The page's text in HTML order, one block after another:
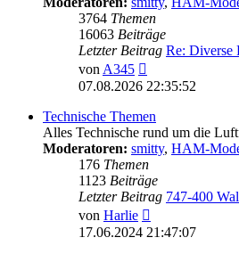
3764 Themen
16063 Beiträge
Letzter Beitrag Re: Diverse
vonA345
Beitrag
07.08.2026 22:35:52
Technische Themen
Alles Technische rund um die
Moderatoren: smitty, HAM-
176 Themen
1123 Beiträge
Letzter Beitrag 747-400
von Harlie
Beitrag
17.06.2024 21:47:07